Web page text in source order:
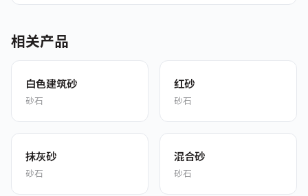
相关产品
白色建筑砂
砂石
红砂
砂石
抹灰砂
砂石
混合砂
砂石